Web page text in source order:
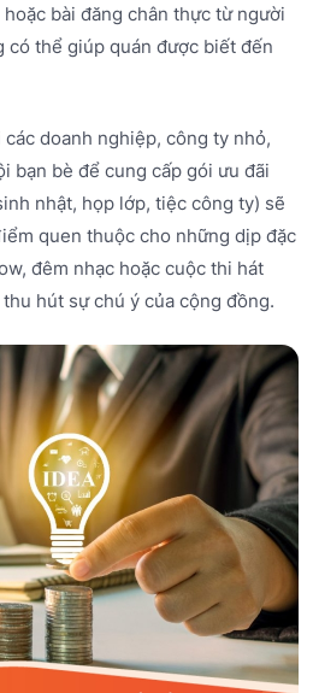
bài đăng chân thực từ người
có thể giúp quán được biết đến
doanh nghiệp, công ty nhỏ,
bạn bè để cung cấp gói ưu đãi
nhật, họp lớp, tiệc công ty) sẽ
quen thuộc cho những dịp đặc
đêm nhạc hoặc cuộc thi hát
hút sự chú ý của cộng đồng.